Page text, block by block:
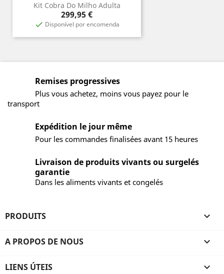
Kit Cobra Do Milho Adulta
Prix
299,95 €
 Disponível por encomenda
Remises progressives
Plus vous achetez, moins vous payez pour le
transport
Expédition le jour même
Pour les commandes finalisées avant 15 heures
Livraison de produits vivants ou surgelés
garantie
Dans les aliments vivants et congelés
PRODUITS 
A PROPOS DE NOUS 
LIENS ÚTEIS 